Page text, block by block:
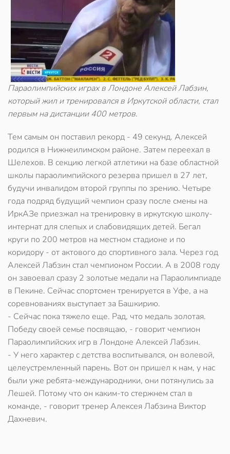
Параолимпийских играх в Лондоне Алексей Лабзин,
который жил и тренировался в Иркутской области, стал
первым на дистанции 400 метров.
Тем самым он поставил рекорд - 49 секунд. Алексей
родился в Нижнеилимском районе. Затем переехал в
Шелехов. В секцию легкой атлетики на базе областной
школы параолимпийского резерва пришел в 27 лет,
будучи инвалидом второй группы по зрению. Четыре
года подряд будущий чемпион сразу после смены на
ИркАЗе приезжал на тренировку в иркутскую школу-
интернат для слепых и слабовидящих детей. Бегал
круги по 200 метров на местном стадионе и по
коридору - от актового до спортивного зала. Через год
Алексей Лабзин стал чемпионом России. А в 2008 году
он завоевал сразу 2 золотые медали на Параолимпиаде
в Пекине. Сейчас спортсмен тренируется в Уфе, а на
соревнованиях выступает за Башкирию.
- Сейчас пока тяжело еще. Рад, что медаль золотая.
Победу своей семье посвящаю, - говорит чемпион
Параолимпийских игр в Лондоне Алексей Лабзин.
- У него характер с детства воспитывался, он волевой,
целеустремленный парень. Вот он пришел к нам, у нас
были уже ребята-международники, они потянулись за
Лешей. Потому что он каким-то стержнем стал в
команде, - говорит тренер Алексея Лабзина Виктор
Дахневич.